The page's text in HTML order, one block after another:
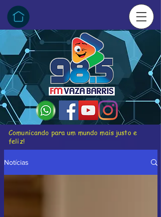
Comunicando para um mundo mais justo e
feliz!
Notícias